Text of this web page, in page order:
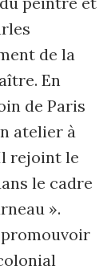
de la
En
de Paris
atelier à
rejoint le
le cadre
».
promouvoir